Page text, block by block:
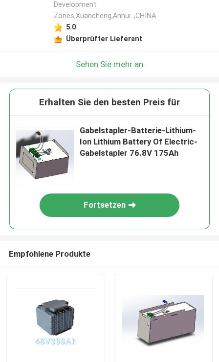
Development
Zones,Xuancheng,Anhui. ,CHINA
5.0
Überprüfter Lieferant
Sehen Sie mehr an
Erhalten Sie den besten Preis für
Gabelstapler-Batterie-Lithium-
Ion Lithium Battery Of Electric-
Gabelstapler 76.8V 175Ah
Fortsetzen
Empfohlene Produkte